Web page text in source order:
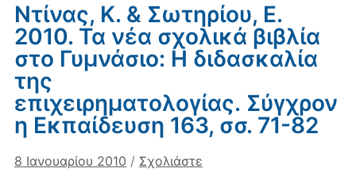
Ντίνας, Κ. & Σωτηρίου, Ε.
2010. Τα νέα σχολικά βιβλία
στο Γυμνάσιο: Η διδασκαλία
της
επιχειρηματολογίας. Σύγχρον
η Eκπαίδευση 163, σσ. 71-82
8 Ιανουαρίου 2010 / Σχολιάστε